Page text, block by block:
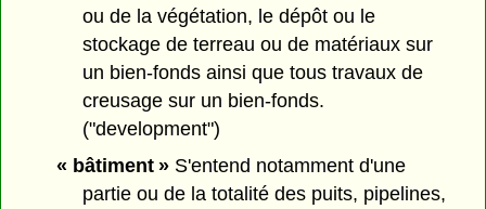
ou de la végétation, le dépôt ou le
stockage de terreau ou de matériaux sur
un bien-fonds ainsi que tous travaux de
creusage sur un bien-fonds.
("development")
« bâtiment »S'entend notamment d'une
partie ou de la totalité des puits, pipelines,